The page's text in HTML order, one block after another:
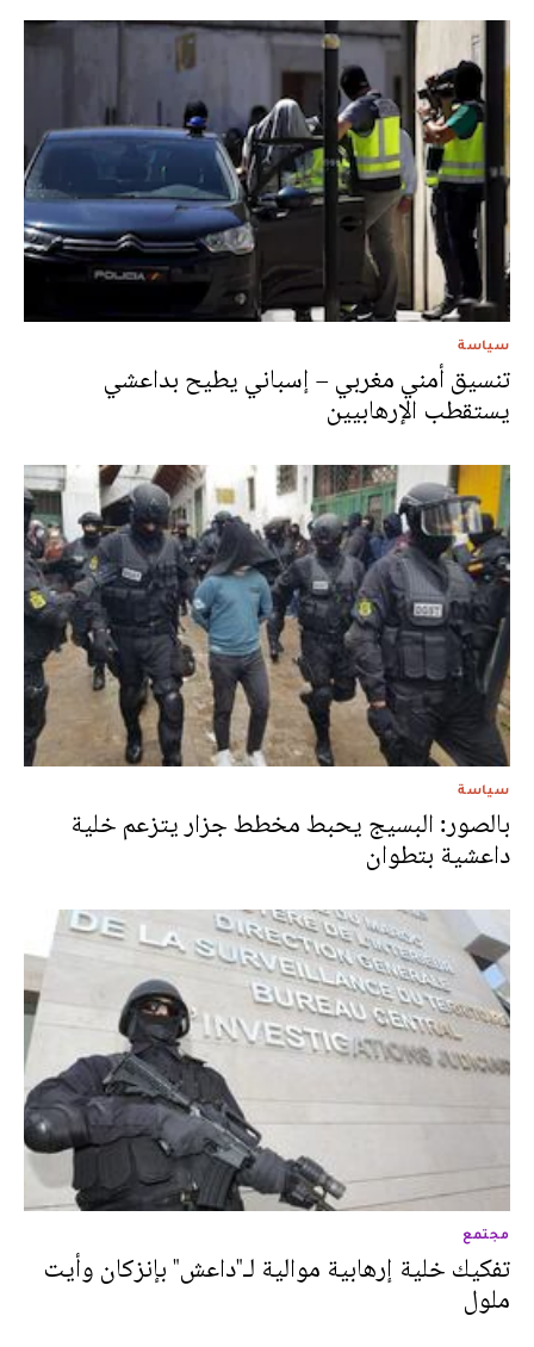
سياسة
تنسيق أمني مغربي – إسباني يطيح بداعشي
يستقطب الإرهابيين
سياسة
بالصور: البسيج يحبط مخطط جزار يتزعم خلية
داعشية بتطوان
مجتمع
تفكيك خلية إرهابية موالية لـ"داعش" بإنزكان وأيت
ملول